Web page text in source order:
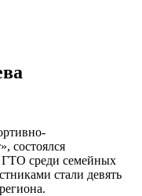
состоялся
среди семейных
стали девять